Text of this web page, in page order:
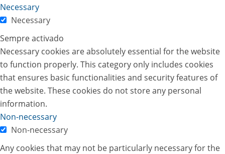
Necessary
Necessary
Sempre activado
Necessary cookies are absolutely essential for the website
to function properly. This category only includes cookies
that ensures basic functionalities and security features of
the website. These cookies do not store any personal
information.
Non-necessary
Non-necessary
Any cookies that may not be particularly necessary for the